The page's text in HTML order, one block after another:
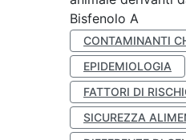
Bisfenolo A
CONTAMINANTI
EPIDEMIOLOGIA
FATTORI DI
SICUREZZA